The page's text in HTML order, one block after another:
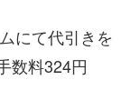
にて代引きを
数料324円